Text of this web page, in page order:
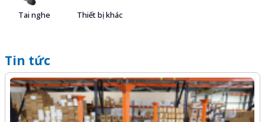
Tai nghe Thiết bị khác
Tin tức